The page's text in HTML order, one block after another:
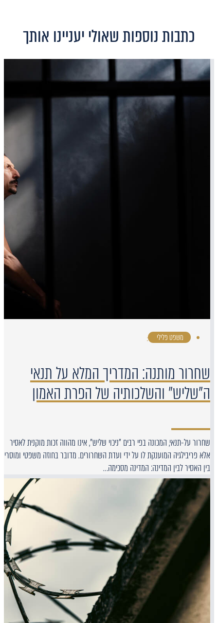
כתבות נוספות שאולי יעניינו אותך
משפט פלילי ·
שחרור מותנה: המדריך המלא על תנאי
ה"שליש" והשלכותיה של הפרת האמון
שחרור על-תנאי, המכונה בפי רבים "ניכוי שליש", אינו מהווה זכות מוקנית לאסיר
אלא פריבילגיה המוענקת לו על ידי ועדת השחרורים. מדובר בחוזה משפטי ומוסרי
בין האסיר לבין המדינה: המדינה מסכימה…